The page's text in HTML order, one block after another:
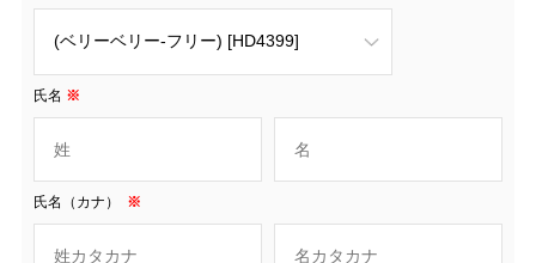
氏名 ※
氏名（カナ） ※